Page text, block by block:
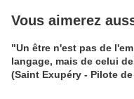
Vous aimerez
"Un être n'est pas de
langage, mais de celui
(Saint Exupéry - Pilote de